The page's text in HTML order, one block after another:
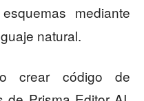
mediante
natural.
crear código de